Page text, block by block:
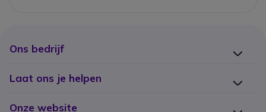
Ons bedrijf
Laat ons je helpen
Onze website